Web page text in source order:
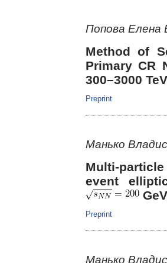
Попова Елена
Method of
Primary CR
300–3000 TeV
Preprint
Манько
Multi-
event
GeV
Preprint
Манько